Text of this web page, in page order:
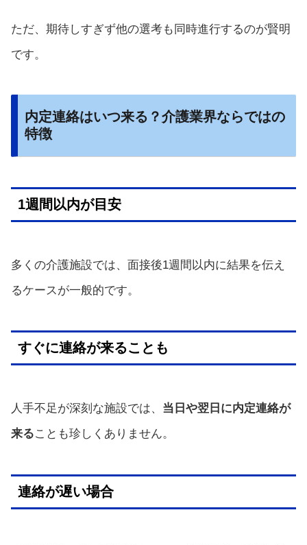
ただ、期待しすぎず他の選考も同時進行するのが賢明
です。
内定連絡はいつ来る？介護業界ならではの
特徴
1週間以内が目安
多くの介護施設では、面接後1週間以内に結果を伝え
るケースが一般的です。
すぐに連絡が来ることも
人手不足が深刻な施設では、 当日や翌日に内定連絡が
来ることも珍しくありません。
連絡が遅い場合